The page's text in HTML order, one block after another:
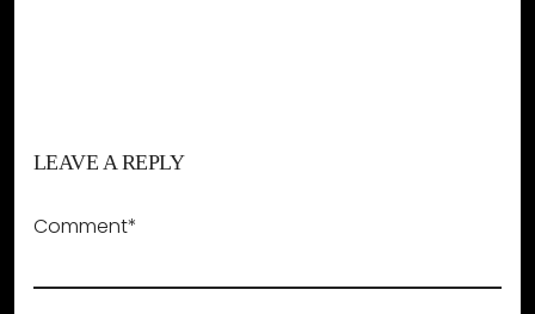
LEAVE A REPLY
Comment*